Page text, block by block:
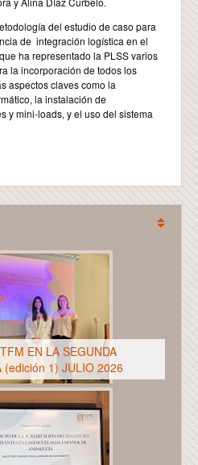
del estudio de caso para
de integración logística en el
ha representado la PLSS varios
la incorporación de todos los
aspectos claves como la
la instalación de
y mini-loads, y el uso del sistema
EN LA SEGUNDA
(edición 1) JULIO 2026